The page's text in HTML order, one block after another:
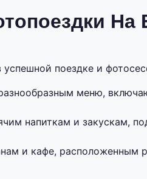
На
поездке и
меню,
напиткам и закускам,
и кафе, расположенным